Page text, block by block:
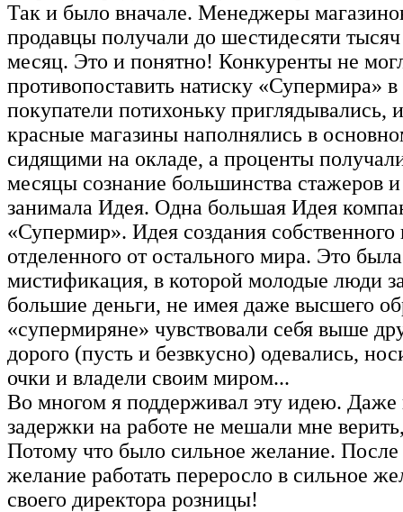
Так и было вначале. Менеджеры
продавцы получали до шестидесяти
месяц. Это и понятно! Конкуренты не
противопоставить натиску «Супермира» в
покупатели потихоньку приглядывались,
красные магазины наполнялись в
сидящими на окладе, а проценты
месяцы сознание большинства стажеров
занимала Идея. Одна большая Идея
«Супермир». Идея создания собственного
отделенного от остального мира. Это
мистификация, в которой молодые люди
большие деньги, не имея даже высшего
«супермиряне» чувствовали себя выше
дорого (пусть и безвкусно) одевались,
очки и владели своим миром...
Во многом я поддерживал эту идею. Даже
задержки на работе не мешали мне
Потому что было сильное желание. После
желание работать переросло в сильное
своего директора розницы!